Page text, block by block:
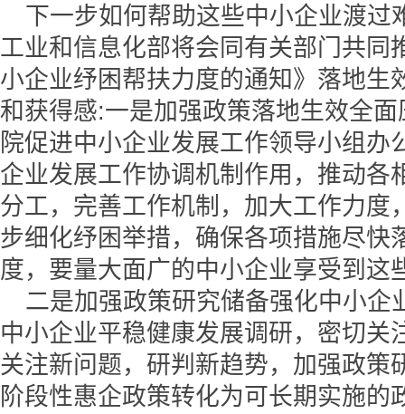
下一步如何帮助这些中小企业渡过
工业和信息化部将会同有关部门共同
小企业纾困帮扶力度的通知》落地生
和获得感:一是加强政策落地生效全
院促进中小企业发展工作领导小组办
企业发展工作协调机制作用，推动各
分工，完善工作机制，加大工作力度
步细化纾困举措，确保各项措施尽快
度，要量大面广的中小企业享受到这
二是加强政策研究储备强化中小企
中小企业平稳健康发展调研，密切关
关注新问题，研判新趋势，加强政策
阶段性惠企政策转化为可长期实施的